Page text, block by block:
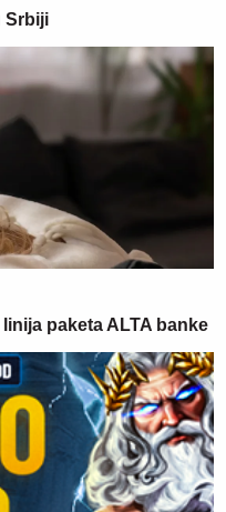
Srbiji
paketa ALTA banke